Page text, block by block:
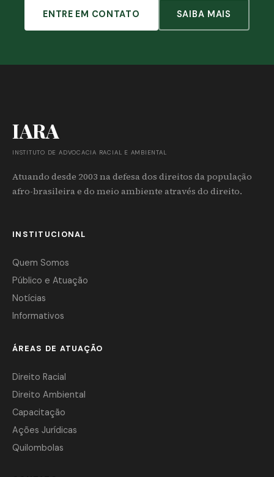
ENTRE EM CONTATO SAIBA MAIS
IARA
INSTITUTO DE ADVOCACIA RACIAL E AMBIENTAL
Atuando desde 2003 na defesa dos direitos da população
afro-brasileira e do meio ambiente através do direito.
INSTITUCIONAL
Quem Somos
Público e Atuação
Notícias
Informativos
ÁREAS DE ATUAÇÃO
Direito Racial
Direito Ambiental
Capacitação
Ações Jurídicas
Quilombolas